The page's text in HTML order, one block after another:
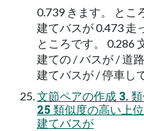
0.739 きます。 とこ
建てバスが 0.473 走
ところです。
建ての / バスが / 道
建てバスが / 停車し
文節ペアの作成 3.
25 類似度の高い上
建てバスが